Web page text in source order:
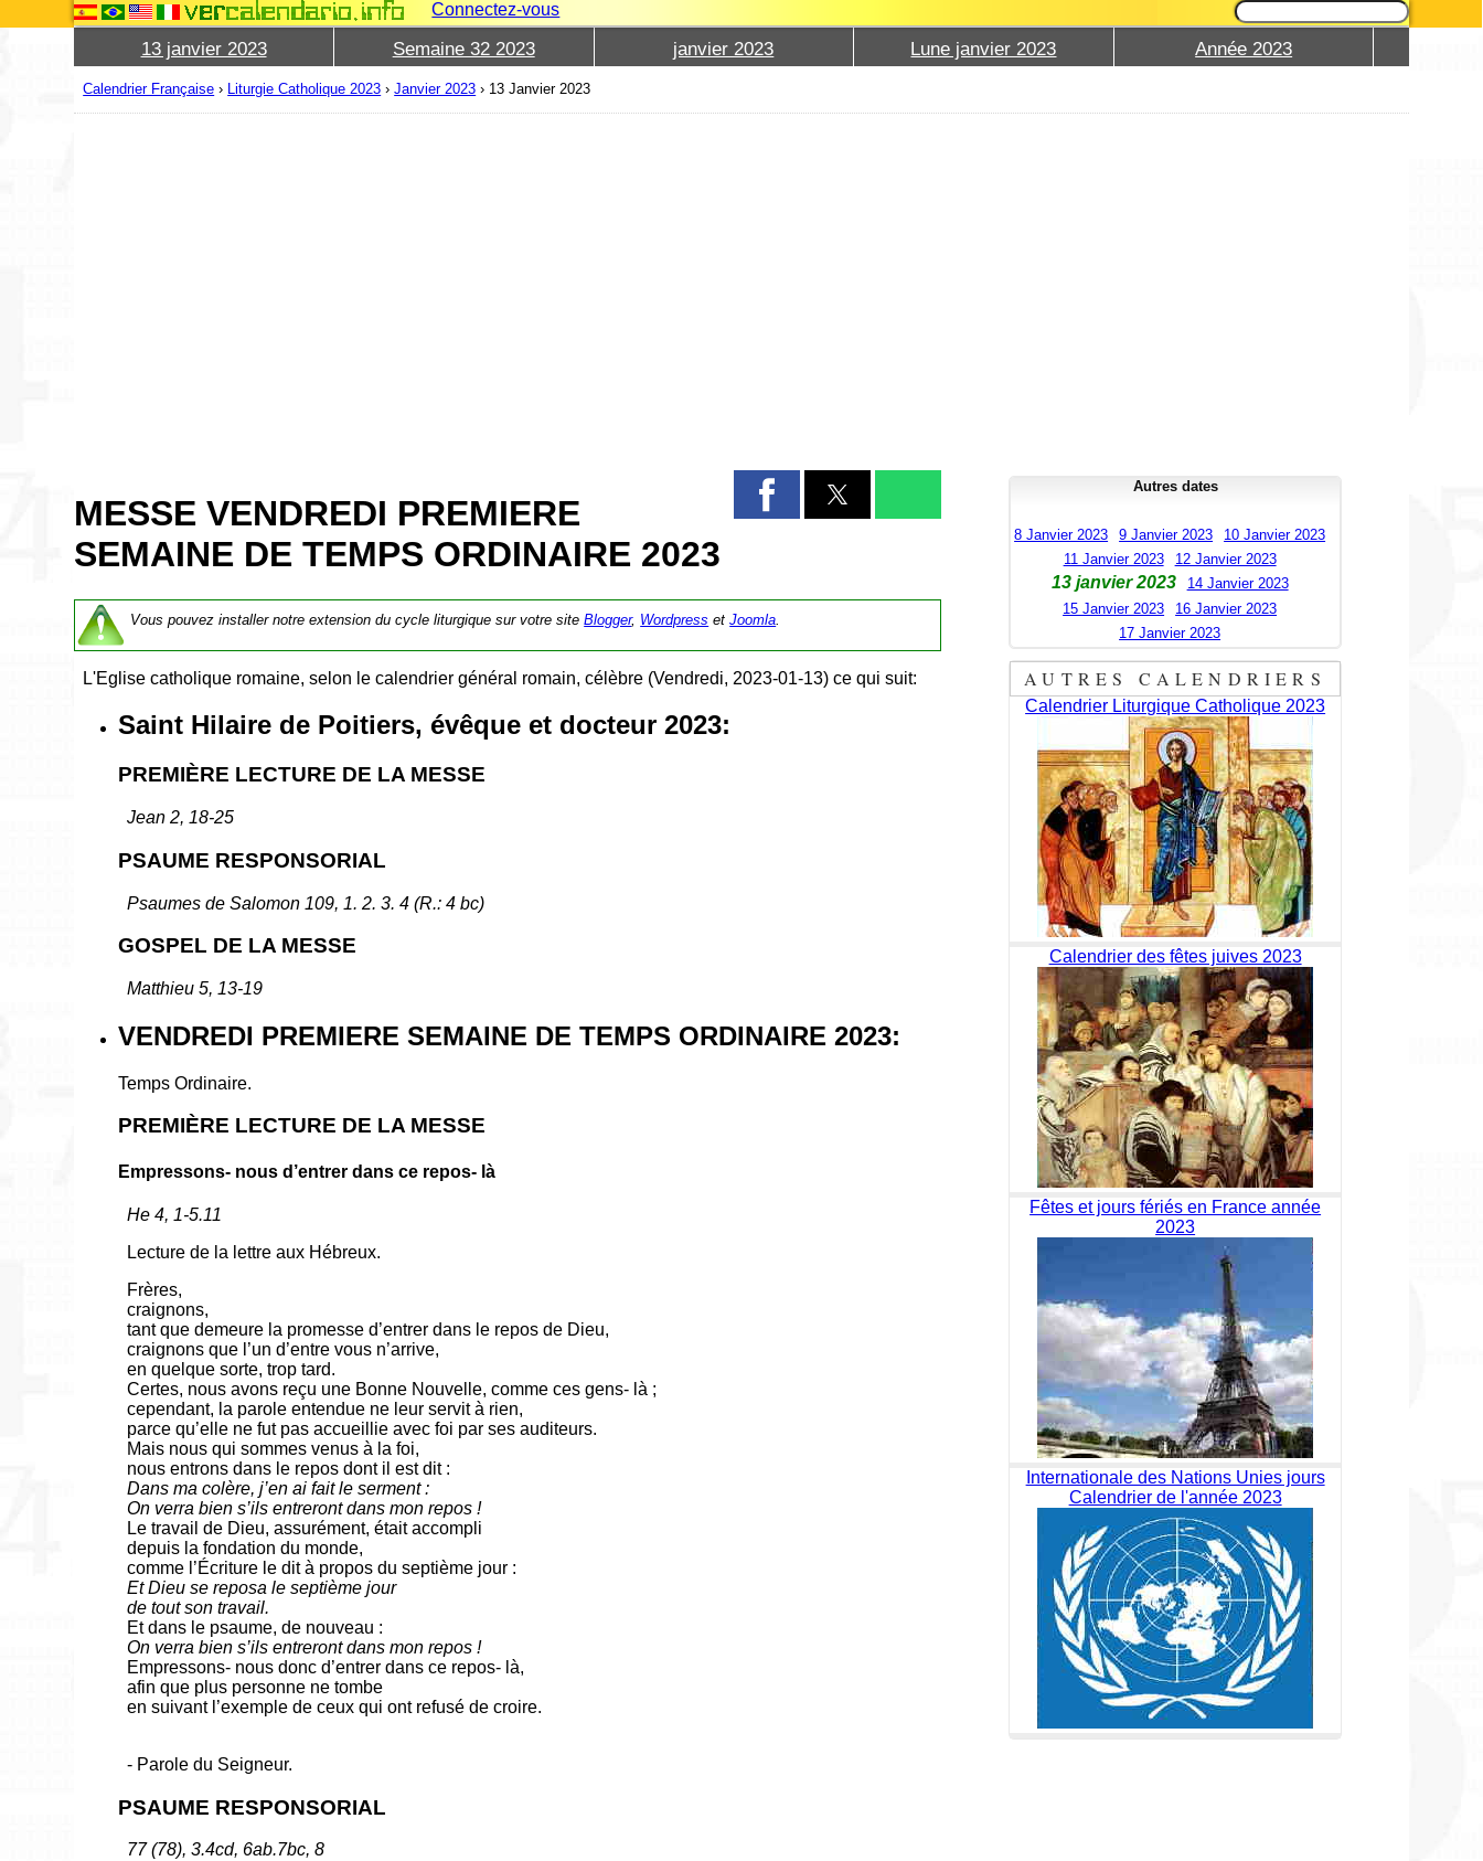
Connectez-vous
13 janvier 2023 Semaine 32 2023 janvier 2023 Lune janvier 2023 Année 2023
Calendrier Française › Liturgie Catholique 2023 ›Janvier 2023 › 13 Janvier 2023
MESSE VENDREDI PREMIERE
SEMAINE DE TEMPS ORDINAIRE 2023
Vous pouvez installer notre extension du cycle liturgique sur votre siteBlogger, Wordpress etJoomla
L'Eglise catholique romaine, selon le calendrier général romain, célèbre (Vendredi, 2023-01-13) ce qui suit:
Saint Hilaire de Poitiers, évêque et docteur 2023:
PREMIÈRE LECTURE DE LA MESSE
Jean 2, 18-25
PSAUME RESPONSORIAL
Psaumes de Salomon 109, 1. 2. 3. 4 (R.: 4 bc)
GOSPEL DE LA MESSE
Matthieu 5, 13-19
VENDREDI PREMIERE SEMAINE DE TEMPS ORDINAIRE 2023:
Temps Ordinaire.
PREMIÈRE LECTURE DE LA MESSE
Empressons- nous d’entrer dans ce repos- là
He 4, 1-5.11
Lecture de la lettre aux Hébreux.
Frères,
craignons,
tant que demeure la promesse d’entrer dans le repos de Dieu,
craignons que l’un d’entre vous n’arrive,
en quelque sorte, trop tard.
Certes, nous avons reçu une Bonne Nouvelle, comme ces gens- là ;
cependant, la parole entendue ne leur servit à rien,
parce qu’elle ne fut pas accueillie avec foi par ses auditeurs.
Mais nous qui sommes venus à la foi,
nous entrons dans le repos dont il est dit :
Dans ma colère, j’en ai fait le serment :
On verra bien s’ils entreront dans mon repos !
Le travail de Dieu, assurément, était accompli
depuis la fondation du monde,
comme l’Écriture le dit à propos du septième jour :
Et Dieu se reposa le septième jour
de tout son travail.
Et dans le psaume, de nouveau :
On verra bien s’ils entreront dans mon repos !
Empressons- nous donc d’entrer dans ce repos- là,
afin que plus personne ne tombe
en suivant l’exemple de ceux qui ont refusé de croire.
- Parole du Seigneur.
PSAUME RESPONSORIAL
77 (78), 3.4cd, 6ab.7bc, 8
Autres dates
8 Janvier 2023 9 Janvier 2023
10 Janvier 2023
11 Janvier 2023
12 Janvier 2023
13 janvier 2023
14 Janvier 2023
15 Janvier 2023
16 Janvier 2023
17 Janvier 2023
AUTRES CALENDRIERS
Calendrier Liturgique Catholique 2023
Calendrier des fêtes juives 2023
Fêtes et jours fériés en France année
2023
Internationale des Nations Unies jours
Calendrier de l'année 2023